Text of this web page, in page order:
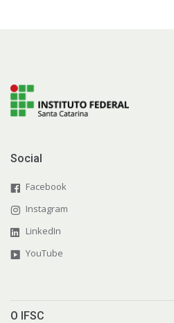
Social
Facebook
Instagram
LinkedIn
YouTube
O IFSC